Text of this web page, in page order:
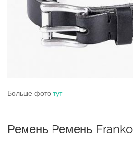
Больше фото тут
Ремень Ремень Franko